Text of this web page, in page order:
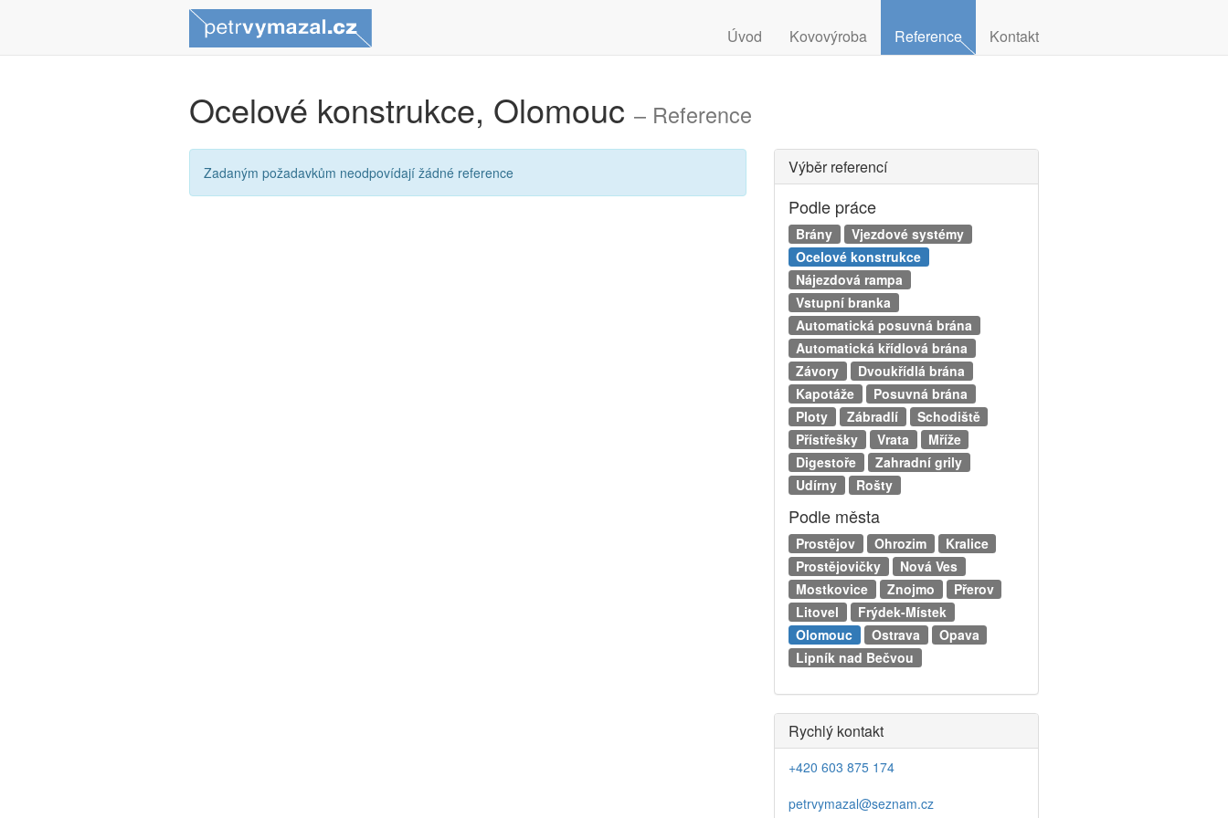
Úvod Kovovýroba Reference Kontakt
Ocelové konstrukce, Olomouc – Reference
Zadaným požadavkům neodpovídají žádné reference Výběr referencí
Podle práce
Brány
Vjezdové systémy
Ocelové konstrukce
Nájezdová rampa
Vstupní branka
Automatická posuvná brána
Automatická křídlová brána
Závory
Dvoukřídlá brána
Kapotáže
Posuvná brána
Ploty
Zábradlí
Schodiště
Přístřešky
Vrata
Mříže
Digestoře
Zahradní grily
Udírny
Rošty
Podle města
Prostějov Ohrozim
Kralice
Prostějovičky
Nová Ves
Mostkovice
Znojmo
Přerov
Litovel
Frýdek-Místek
Olomouc
Ostrava
Opava
Lipník nad Bečvou
Rychlý kontakt
+420 603 875 174
petrvymazal@seznam.cz